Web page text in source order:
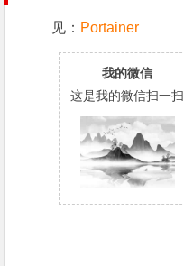
见： Portainer
我的微信
这是我的微信扫一扫